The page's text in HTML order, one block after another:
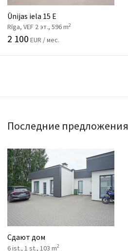
Ūnijas iela 15 E
Rīga, VEF 2 эт., 596 m2
2 100 EUR / мес.
Последние предложения
Сдают дом
6 ist., 1 st., 103 m2